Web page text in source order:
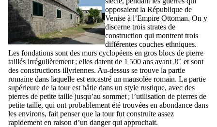
opposaient la République de
Venise à l’Empire Ottoman. On y
discerne trois strates de
construction qui montrent trois
différentes couches ethniques.
Les fondations sont des murs cyclopéens en gros blocs de pierre
taillés irrégulièrement ; elles datent de 1 500 ans avant JC et sont
des constructions illyriennes. Au-dessus se trouve la partie
romaine dans laquelle est encastré un mausolée romain. La partie
supérieure de la tour est bâtie dans un style rustique, avec des
pierres de petite taille jusqu’au sommet ; l’utilisation de pierres de
petite taille, qui ont probablement été trouvées en abondance dans
les environs, fait penser que la tour fut construite assez
rapidement en raison d’un danger qui approchait.